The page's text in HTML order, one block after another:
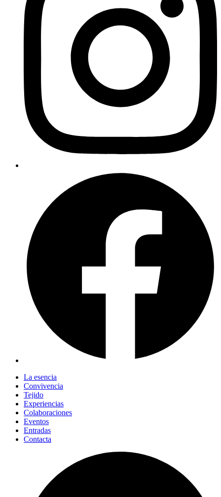
La esencia
Convivencia
Tejido
Experiencias
Colaboraciones
Eventos
Entradas
Contacta